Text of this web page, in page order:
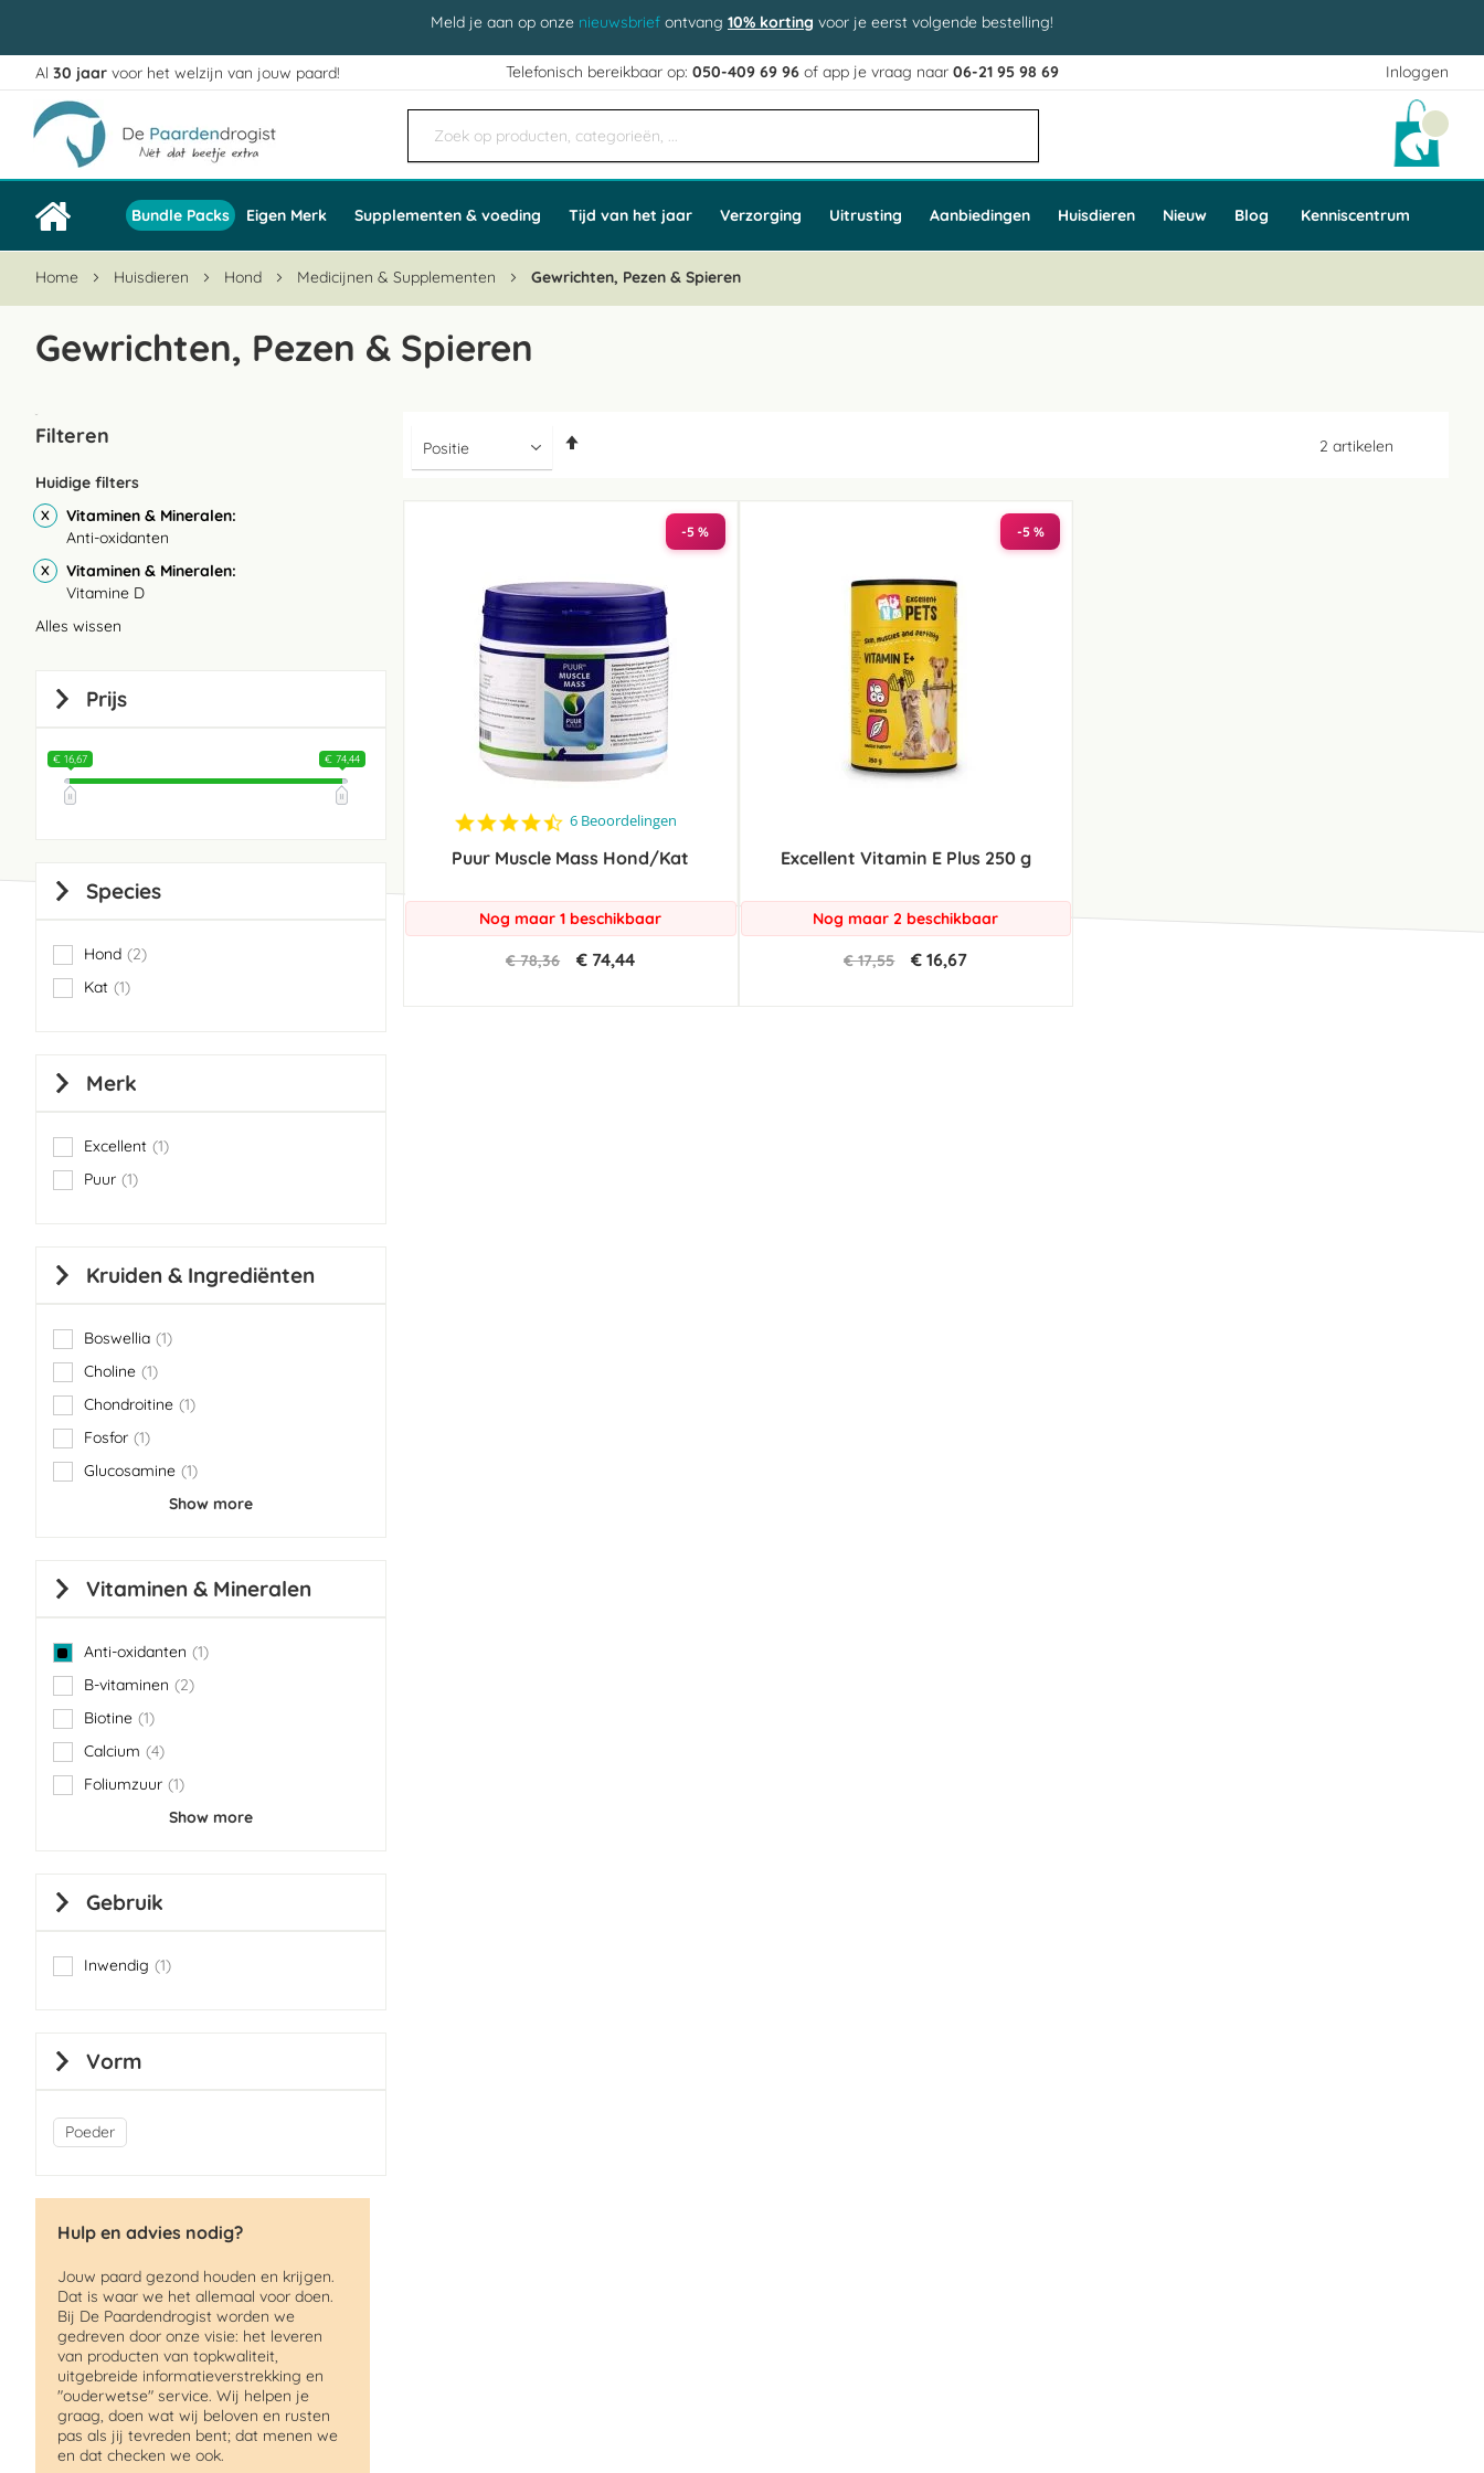
Meld je aan op onze nieuwsbrief ontvang 10% korting voor je eerst volgende bestelling!
Inloggen
Ga
naar
de
inhoud
Al 30 jaar voor het welzijn van jouw paard! Telefonisch bereikbaar op:050-409 69 96 of app je vraag naar06-21 95 98 69
Bundle Packs Eigen Merk Supplementen & voeding Tijd van het jaar Verzorging Uitrusting Aanbiedingen Huisdieren Nieuw Blog Kenniscentrum
Home Huisdieren Hond Medicijnen & Supplementen Gewrichten, Pezen & Spieren
Gewrichten, Pezen & Spieren
2 artikelen
-5 %
4.5
rating
6 Beoordelingen
Puur Muscle Mass Hond/Kat
Nog maar 1 beschikbaar
€ 78,36 € 74,44
-5 %
Excellent Vitamin E Plus 250 g
Nog maar 2 beschikbaar
€ 17,55 € 16,67
Filteren
Huidige filters
Vitaminen & Mineralen
Anti-oxidanten
Vitaminen & Mineralen
Vitamine D
Alles wissen
Prijs
€ 16,67 € 74,44
Species
Hond 2
items
Kat 1
item
Merk
Excellent 1
item
Puur 1
item
Kruiden & Ingrediënten
Boswellia 1
item
Choline 1
item
Chondroitine 1
item
Fosfor 1
item
Glucosamine 1
item
Show more
Vitaminen & Mineralen
Anti-oxidanten 1
item
B-vitaminen
2
items
Biotine 1
item
Calcium
4
items
Foliumzuur 1
item
Show more
Gebruik
Inwendig 1
item
Vorm
Poeder
Hulp en advies nodig?
Jouw paard gezond houden en krijgen.
Dat is waar we het allemaal voor doen.
Bij De Paardendrogist worden we
gedreven door onze visie: het leveren
van producten van topkwaliteit,
uitgebreide informatieverstrekking en
"ouderwetse" service. Wij helpen je
graag, doen wat wij beloven en rusten
pas als jij tevreden bent; dat menen we
en dat checken we ook.